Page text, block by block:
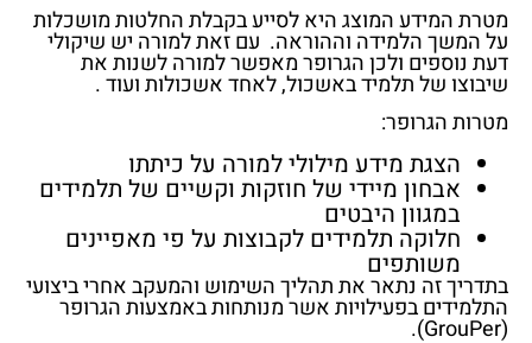
מטרת המידע המוצג היא לסייע בקבלת החלטות מושכלות
על המשך הלמידה וההוראה. עם זאת למורה יש שיקולי
דעת נוספים ולכן הגרופר מאפשר למורה לשנות את
שיבוצו של תלמיד באשכול, לאחד אשכולות ועוד .
מטרות הגרופר:
הצגת מידע מילולי למורה על כיתתו
אבחון מיידי של חוזקות וקשיים של תלמידים
במגוון היבטים
חלוקה תלמידים לקבוצות על פי מאפיינים
משותפים
בתדריך זה נתאר את תהליך השימוש והמעקב אחרי ביצועי
התלמידים בפעילויות אשר מנותחות באמצעות הגרופר